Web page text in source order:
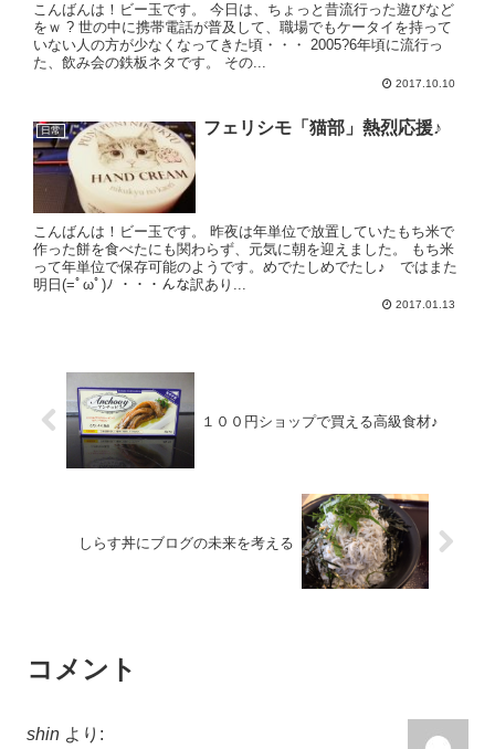
こんばんは！ビー玉です。 今日は、ちょっと昔流行った遊びなど
をｗ ? 世の中に携帯電話が普及して、職場でもケータイを持って
いない人の方が少なくなってきた頃・・・ 2005?6年頃に流行っ
た、飲み会の鉄板ネタです。 その...
2017.10.10
日常 フェリシモ「猫部」熱烈応援♪
こんばんは！ビー玉です。 昨夜は年単位で放置していたもち米で
作った餅を食べたにも関わらず、元気に朝を迎えました。 もち米
って年単位で保存可能のようです。めでたしめでたし♪ ではまた
明日(=ﾟωﾟ)ﾉ ・・・んな訳あり...
2017.01.13
１００円ショップで買える高級食材♪
しらす丼にブログの未来を考える
コメント
shin より: